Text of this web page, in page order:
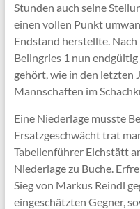
Stunden auch seine
einen vollen Punkt
Endstand herstellte.
Beilngries 1 nun
gehört, wie in den letzten
Mannschaften im
Eine Niederlage musste
Ersatzgeschwächt trat
Tabellenführer Eichstätt
Niederlage zu Buche.
Sieg von Markus Reindl
eingeschätzten Gegner,